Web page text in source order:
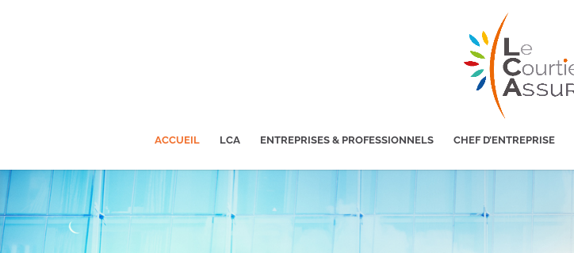
ACCUEIL LCA ENTREPRISES & PROFESSIONNELS CHEF D’ENTREPRISE